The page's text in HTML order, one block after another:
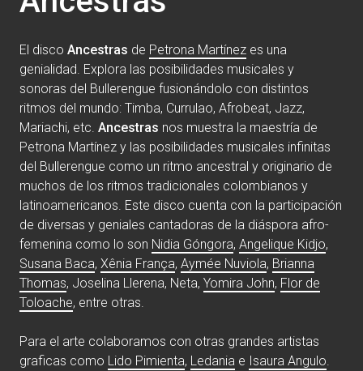
El disco Ancestras de Petrona Martínez es una
genialidad. Explora las posibilidades musicales y
sonoras del Bullerengue fusionándolo con distintos
ritmos del mundo: Timba, Currulao, Afrobeat, Jazz,
Mariachi, etc. Ancestras nos muestra la maestría de
Petrona Martínez y las posibilidades musicales infinitas
del Bullerengue como un ritmo ancestral y originario de
muchos de los ritmos tradicionales colombianos y
latinoamericanos. Este disco cuenta con la participación
de diversas y geniales cantadoras de la diáspora afro-
femenina como lo son Nidia Góngora, Angelique Kidjo,
Susana Baca, Xênia França, Aymée Nuviola, Brianna
Thomas, Joselina Llerena, Neta, Yomira John, Flor de
Toloache, entre otras.
Para el arte colaboramos con otras grandes artistas
graficas como Lido Pimienta, Ledania e Isaura Angulo.